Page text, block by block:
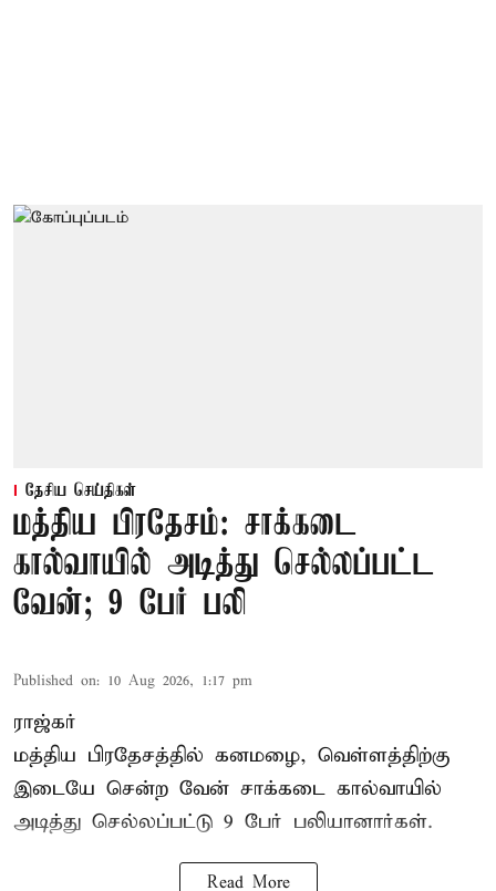
தேசிய செய்திகள்
மத்திய பிரதேசம்: சாக்கடை
கால்வாயில் அடித்து செல்லப்பட்ட
வேன்; 9 பேர் பலி
Published on: 10 Aug 2026, 1:17 pm
ராஜ்கர்
மத்திய பிரதேசத்தில் கனமழை, வெள்ளத்திற்கு
இடையே சென்ற வேன் சாக்கடை கால்வாயில்
அடித்து செல்லப்பட்டு 9 பேர் பலியானார்கள்.
Read More